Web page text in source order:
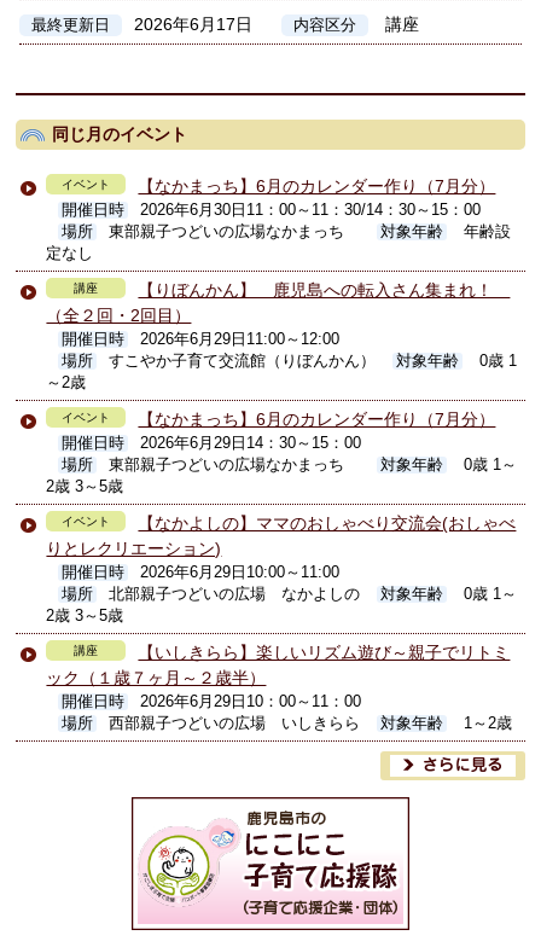
最終更新日 2026年6月17日 内容区分 講座
同じ月のイベント
イベント 【なかまっち】6月のカレンダー作り（7月分）
開催日時
2026年6月30日11：00～11：30/14：30～15：00
場所
東部親子つどいの広場なかまっち 対象年齢
年齢設
定なし
講座
【りぼんかん】 鹿児島への転入さん集まれ！
（全２回・2回目）
開催日時
2026年6月29日11:00～12:00
場所
すこやか子育て交流館（りぼんかん） 対象年齢
0歳 1
～2歳
イベント 【なかまっち】6月のカレンダー作り（7月分）
開催日時
2026年6月29日14：30～15：00
場所
東部親子つどいの広場なかまっち 対象年齢
0歳 1～
2歳 3～5歳
イベント
【なかよしの】ママのおしゃべり交流会(おしゃべ
りとレクリエーション)
開催日時
2026年6月29日10:00～11:00
場所
北部親子つどいの広場 なかよしの 対象年齢
0歳 1～
2歳 3～5歳
講座
【いしきらら】楽しいリズム遊び～親子でリトミ
ック（１歳７ヶ月～２歳半）
開催日時
2026年6月29日10：00～11：00
場所
西部親子つどいの広場 いしきらら 対象年齢 1～2歳